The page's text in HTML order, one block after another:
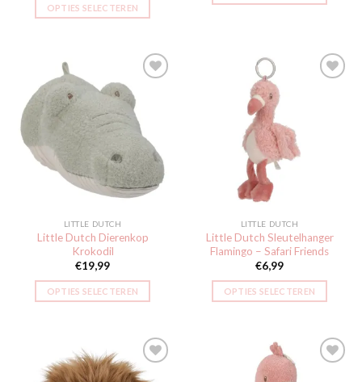
OPTIES SELECTEREN
Toevoegen
aan
verlanglijst
LITTLE DUTCH
Little Dutch Dierenkop
Krokodil
€19,99
OPTIES SELECTEREN
verlanglijst
LITTLE DUTCH
Little Dutch Sleutelhanger
Flamingo – Safari Friends
€6,99
OPTIES SELECTEREN